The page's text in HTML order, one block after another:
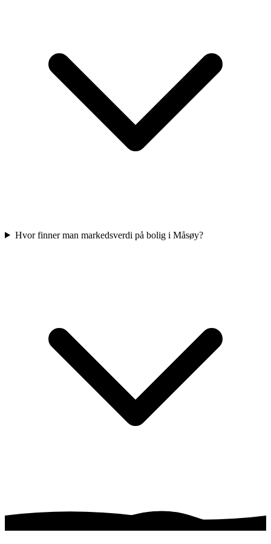
Hvor finner man markedsverdi på bolig i Måsøy?